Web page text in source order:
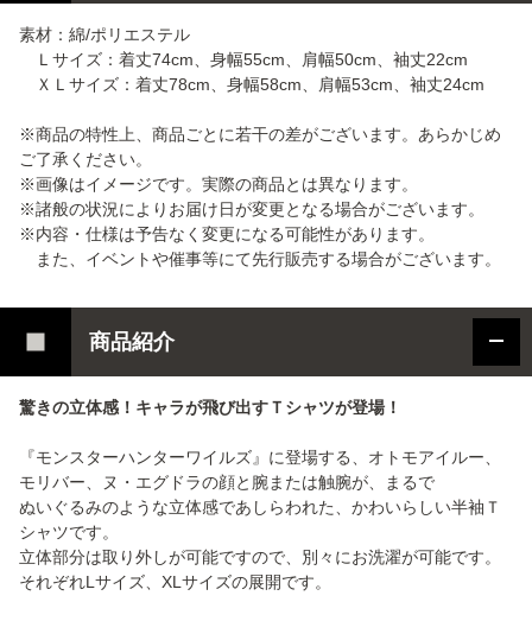
素材：綿/ポリエステル
Ｌサイズ：着丈74cm、身幅55cm、肩幅50cm、袖丈22cm
ＸＬサイズ：着丈78cm、身幅58cm、肩幅53cm、袖丈24cm
※商品の特性上、商品ごとに若干の差がございます。あらかじめ
ご了承ください。
※画像はイメージです。実際の商品とは異なります。
※諸般の状況によりお届け日が変更となる場合がございます。
※内容・仕様は予告なく変更になる可能性があります。
また、イベントや催事等にて先行販売する場合がございます。
商品紹介
驚きの立体感！キャラが飛び出すＴシャツが登場！
『モンスターハンターワイルズ』に登場する、オトモアイルー、
モリバー、ヌ・エグドラの顔と腕または触腕が、まるで
ぬいぐるみのような立体感であしらわれた、かわいらしい半袖Ｔ
シャツです。
立体部分は取り外しが可能ですので、別々にお洗濯が可能です。
それぞれLサイズ、XLサイズの展開です。